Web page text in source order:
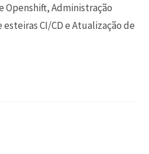
Openshift, Administração
esteiras CI/CD e Atualização de